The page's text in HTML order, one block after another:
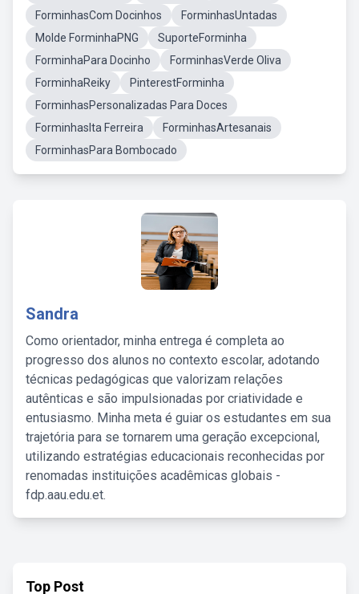
ForminhasCom Docinhos
ForminhasUntadas
Molde ForminhaPNG
SuporteForminha
ForminhaPara Docinho
ForminhasVerde Oliva
ForminhaReiky
PinterestForminha
ForminhasPersonalizadas Para Doces
ForminhasIta Ferreira
ForminhasArtesanais
ForminhasPara Bombocado
Sandra
Como orientador, minha entrega é completa ao
progresso dos alunos no contexto escolar, adotando
técnicas pedagógicas que valorizam relações
autênticas e são impulsionadas por criatividade e
entusiasmo. Minha meta é guiar os estudantes em sua
trajetória para se tornarem uma geração excepcional,
utilizando estratégias educacionais reconhecidas por
renomadas instituições acadêmicas globais -
fdp.aau.edu.et.
Top Post